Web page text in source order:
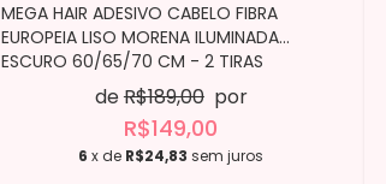
MEGA HAIR ADESIVO CABELO FIBRA
EUROPEIA LISO MORENA ILUMINADA
ESCURO 60/65/70 CM - 2 TIRAS
deR$189,00 por
R$149,00
6 x de R$24,83 sem juros